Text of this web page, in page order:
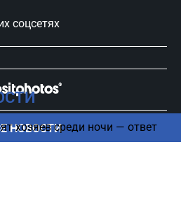
хозяев среди ночи — ответ
НОВОСТИ
соцсетях
защищены